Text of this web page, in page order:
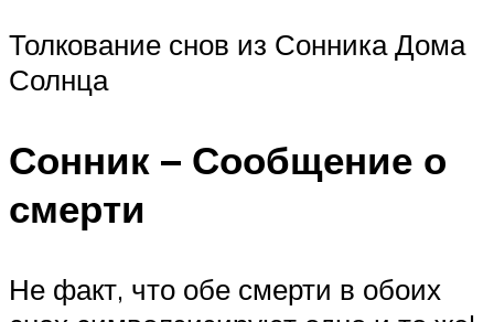
Толкование снов из Сонника Дома
Солнца
Сонник – Сообщение о
смерти
Не факт, что обе смерти в обоих